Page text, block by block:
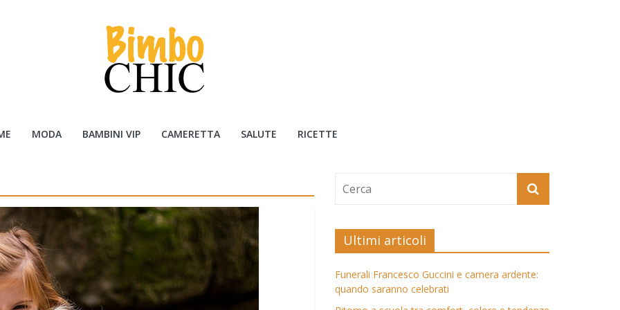
MODA BAMBINI VIP CAMERETTA SALUTE RICETTE
Ultimi articoli
Funerali Francesco Guccini e camera ardente:
quando saranno celebrati